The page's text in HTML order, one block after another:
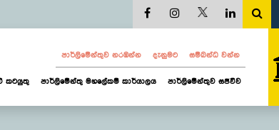
පාර්ලි‌මේන්තුව නරඹන්න දැනුමට සම්බන්ධ වන්න
කටයුතු පාර්ලිමේන්තු මහලේකම් කාර්යාලය පාර්ලිමේන්තුව සජීවීව